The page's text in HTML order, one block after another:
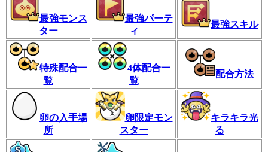
最強モンス
ター
最強パーテ
ィ
最強スキル
特殊配合一
覧
4体配合一
覧
配合方法
卵の入手場
所
卵限定モン
スター
キラキラ光
る